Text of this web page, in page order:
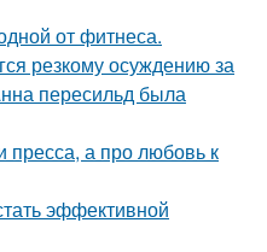
от фитнеса.
резкому осуждению за
пересильд была
пресса, а про любовь к
эффективной